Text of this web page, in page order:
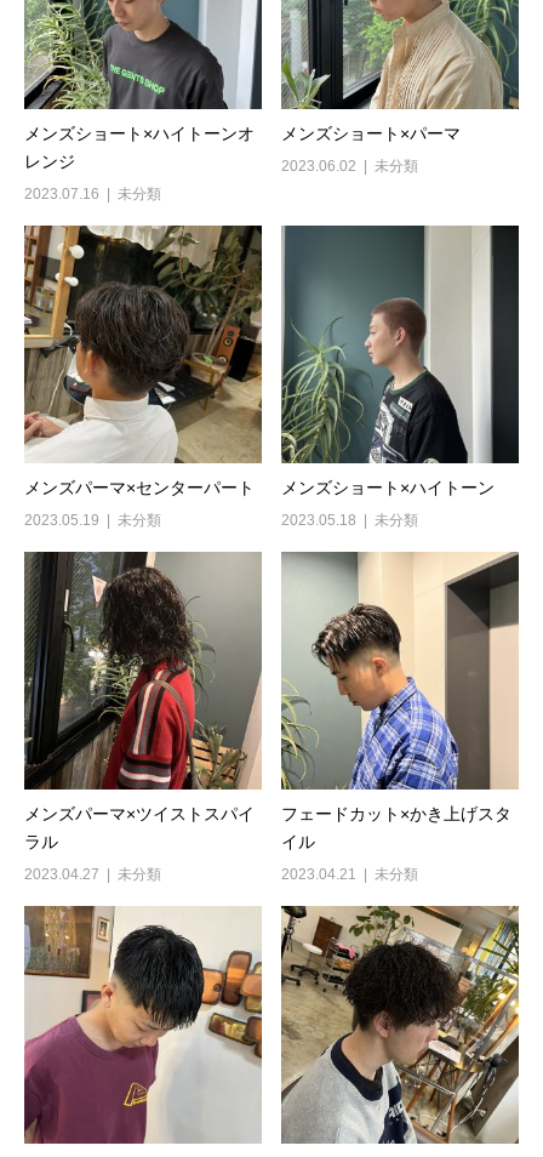
メンズショート×ハイトーンオ
レンジ
2023.07.16 未分類
メンズショート×パーマ
2023.06.02 未分類
メンズパーマ×センターパート
2023.05.19 未分類
メンズショート×ハイトーン
2023.05.18 未分類
メンズパーマ×ツイストスパイ
ラル
2023.04.27 未分類
フェードカット×かき上げスタ
イル
2023.04.21 未分類